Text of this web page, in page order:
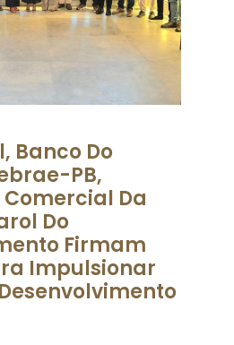
Banco Do
PB,
Da
Do
Firmam
Impulsionar